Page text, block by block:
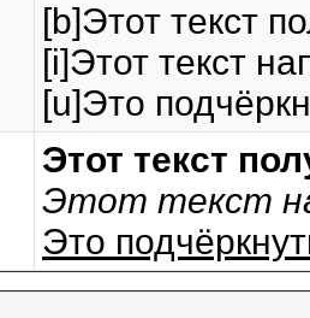
[b]Этот текст
[i]Этот текст
[u]Это
Этот текст
Этот текст
Это